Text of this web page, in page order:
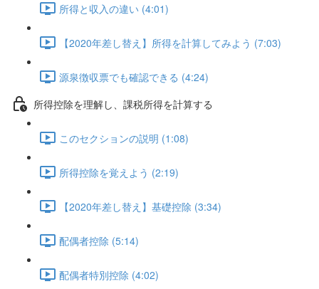
所得と収入の違い (4:01)
【2020年差し替え】所得を計算してみよう (7:03)
源泉徴収票でも確認できる (4:24)
所得控除を理解し、課税所得を計算する
このセクションの説明 (1:08)
所得控除を覚えよう (2:19)
【2020年差し替え】基礎控除 (3:34)
配偶者控除 (5:14)
配偶者特別控除 (4:02)